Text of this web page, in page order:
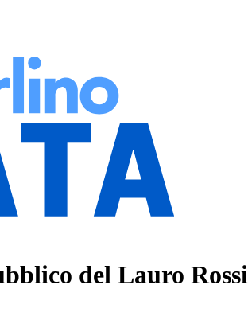
del Lauro Rossi